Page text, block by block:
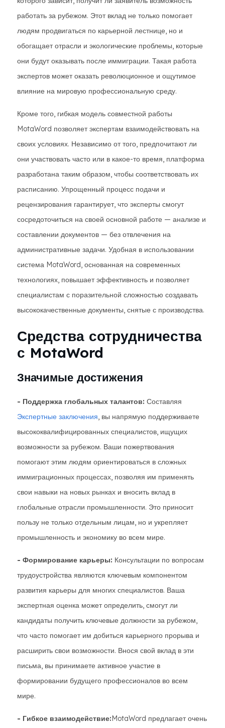
работать за рубежом. Этот вклад не только помогает
людям продвигаться по карьерной лестнице, но и
обогащает отрасли и экологические проблемы, которые
они будут оказывать после иммиграции. Такая работа
экспертов может оказать революционное и ощутимое
влияние на мировую профессиональную среду.
Кроме того, гибкая модель совместной работы
MotaWord позволяет экспертам взаимодействовать на
своих условиях. Независимо от того, предпочитают ли
они участвовать часто или в какое-то время, платформа
разработана таким образом, чтобы соответствовать их
расписанию. Упрощенный процесс подачи и
рецензирования гарантирует, что эксперты смогут
сосредоточиться на своей основной работе — анализе и
составлении документов — без отвлечения на
административные задачи. Удобная в использовании
система MotaWord, основанная на современных
технологиях, повышает эффективность и позволяет
специалистам с поразительной сложностью создавать
высококачественные документы, снятые с производства.
Средства сотрудничества
с MotaWord
Значимые достижения
- Поддержка глобальных талантов: Составляя
Экспертные заключения, вы напрямую поддерживаете
высококвалифицированных специалистов, ищущих
возможности за рубежом. Ваши пожертвования
помогают этим людям ориентироваться в сложных
иммиграционных процессах, позволяя им применять
свои навыки на новых рынках и вносить вклад в
глобальные отрасли промышленности. Это приносит
пользу не только отдельным лицам, но и укрепляет
промышленность и экономику во всем мире.
- Формирование карьеры: Консультации по вопросам
трудоустройства являются ключевым компонентом
развития карьеры для многих специалистов. Ваша
экспертная оценка может определить, смогут ли
кандидаты получить ключевые должности за рубежом,
что часто помогает им добиться карьерного прорыва и
расширить свои возможности. Внося свой вклад в эти
письма, вы принимаете активное участие в
формировании будущего профессионалов во всем
мире.
- Гибкое взаимодействие:MotaWord предлагает очень